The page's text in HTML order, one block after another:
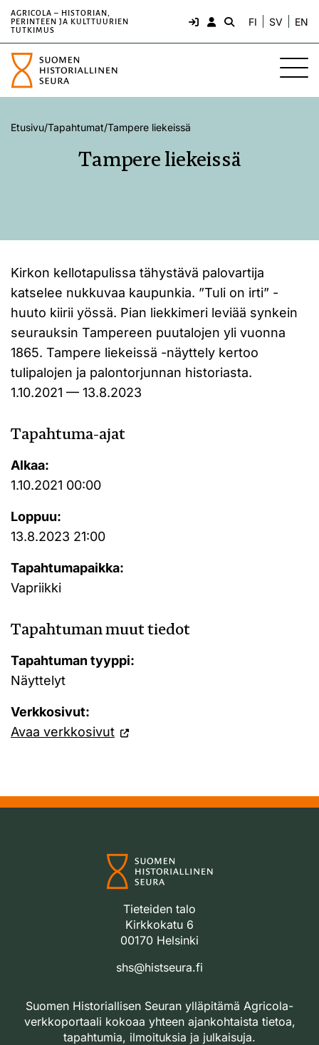
AGRICOLA – HISTORIAN,
PERINTEEN JA KULTTUURIEN
TUTKIMUS
FI SV EN
Etusivu/Tapahtumat/Tampere liekeissä
Tampere liekeissä
Kirkon kellotapulissa tähystävä palovartija
katselee nukkuvaa kaupunkia. ”Tuli on irti” -
huuto kiirii yössä. Pian liekkimeri leviää synkein
seurauksin Tampereen puutalojen yli vuonna
1865. Tampere liekeissä -näyttely kertoo
tulipalojen ja palontorjunnan historiasta.
1.10.2021 — 13.8.2023
Tapahtuma-ajat
Alkaa:
1.10.2021 00:00
Loppuu:
13.8.2023 21:00
Tapahtumapaikka:
Vapriikki
Tapahtuman muut tiedot
Tapahtuman tyyppi:
Näyttelyt
Verkkosivut:
Avaa verkkosivut
Tieteiden talo
Kirkkokatu 6
00170 Helsinki
shs@histseura.fi
Suomen Historiallisen Seuran ylläpitämä Agricola-
verkkoportaali kokoaa yhteen ajankohtaista tietoa,
tapahtumia, ilmoituksia ja julkaisuja.